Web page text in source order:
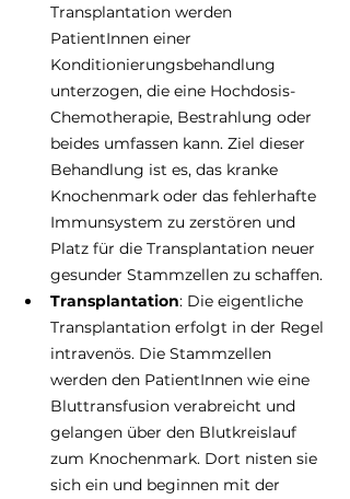
Transplantation werden
PatientInnen einer
Konditionierungsbehandlung
unterzogen, die eine Hochdosis-
Chemotherapie, Bestrahlung oder
beides umfassen kann. Ziel dieser
Behandlung ist es, das kranke
Knochenmark oder das fehlerhafte
Immunsystem zu zerstören und
Platz für die Transplantation neuer
gesunder Stammzellen zu schaffen.
Transplantation: Die eigentliche
Transplantation erfolgt in der Regel
intravenös. Die Stammzellen
werden den PatientInnen wie eine
Bluttransfusion verabreicht und
gelangen über den Blutkreislauf
zum Knochenmark. Dort nisten sie
sich ein und beginnen mit der